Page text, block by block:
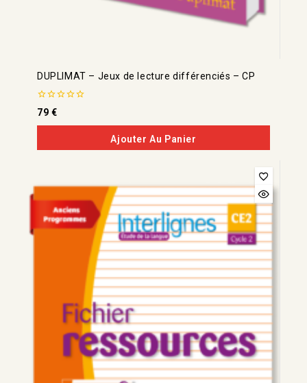
DUPLIMAT – Jeux de lecture différenciés – CP
0
de
5
79 €
Ajouter Au Panier